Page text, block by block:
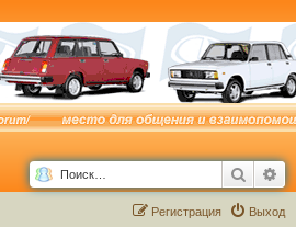
Поиск
Выход
Регистрация